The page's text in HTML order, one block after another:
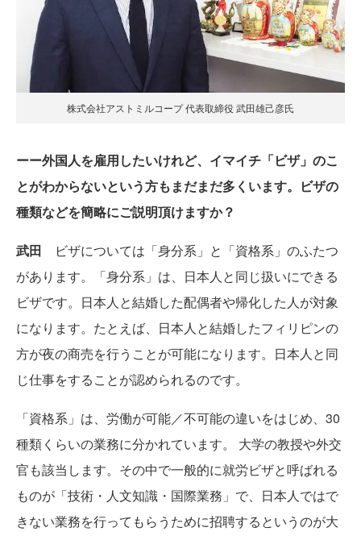
株式会社アストミルコープ 代表取締役 武田雄己彦氏
ーー外国人を雇用したいけれど、イマイチ「ビザ」のこ
とがわからないという方もまだまだ多くいます。ビザの
種類などを簡略にご説明頂けますか？
武田 ビザについては「身分系」と「資格系」のふたつ
があります。「身分系」は、日本人と同じ扱いにできる
ビザです。日本人と結婚した配偶者や帰化した人が対象
になります。たとえば、日本人と結婚したフィリピンの
方が夜の商売を行うことが可能になります。日本人と同
じ仕事をすることが認められるのです。
「資格系」は、労働が可能／不可能の違いをはじめ、30
種類くらいの業務に分かれています。 大学の教授や外交
官も該当します。その中で一般的に就労ビザと呼ばれる
ものが「技術・人文知識・国際業務」で、日本人ではで
きない業務を行ってもらうために招聘するというのが大